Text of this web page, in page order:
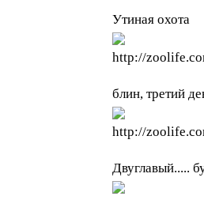
Утиная охота
блин, третий
Двуглавый.....